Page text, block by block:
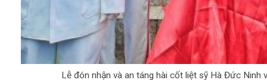
Lễ đón nhận và an táng hài cốt liệt sỹ Hà Đức Ninh